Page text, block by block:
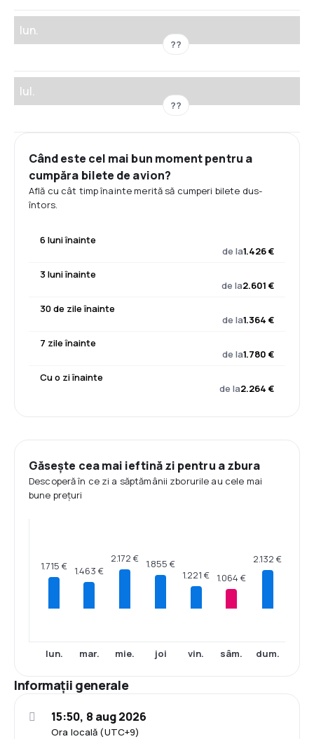
Iun.
??
Iul.
??
Când este cel mai bun moment pentru a
cumpăra bilete de avion?
Află cu cât timp înainte merită să cumperi bilete dus-
întors.
6 luni înainte
de la1.426 €
3 luni înainte
de la2.601 €
30 de zile înainte
de la1.364 €
7 zile înainte
de la1.780 €
Cu o zi înainte
de la2.264 €
Găsește cea mai ieftină zi pentru a zbura
Descoperă în ce zi a săptămânii zborurile au cele mai
bune prețuri
1.715 €
lun.
1.463 €
mar.
2.172 €
mie.
1.855 €
joi
1.221 €
vin.
1.064 €
sâm.
2.132 €
dum.
Informații generale
Ora locală (UTC+9)
15:50, 8 aug 2026